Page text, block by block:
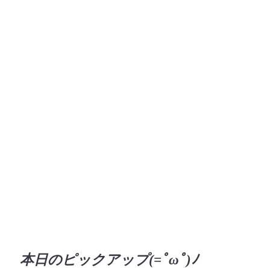
本日のピックアップ(=ﾟωﾟ)ﾉ